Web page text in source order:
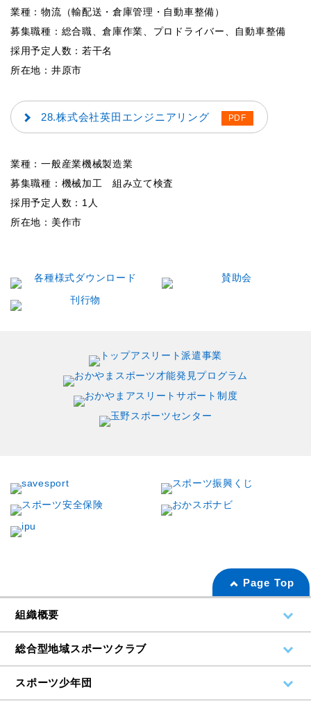
業種：物流（輸配送・倉庫管理・自動車整備）
募集職種：総合職、倉庫作業、プロドライバー、自動車整備
採用予定人数：若干名
所在地：井原市
28.株式会社英田エンジニアリング
業種：一般産業機械製造業
募集職種：機械加工 組み立て検査
採用予定人数：1人
所在地：美作市
Page Top
組織概要
総合型地域スポーツクラブ
スポーツ少年団